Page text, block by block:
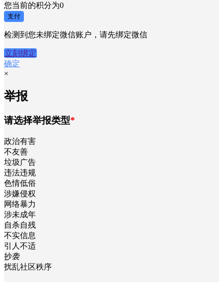
您当前的积分为0
支付
检测到您未绑定微信账户，请先绑定微信
立刻绑定
确定
×
举报
请选择举报类型*
政治有害
不友善
垃圾广告
违法违规
色情低俗
涉嫌侵权
网络暴力
涉未成年
自杀自残
不实信息
引人不适
抄袭
扰乱社区秩序